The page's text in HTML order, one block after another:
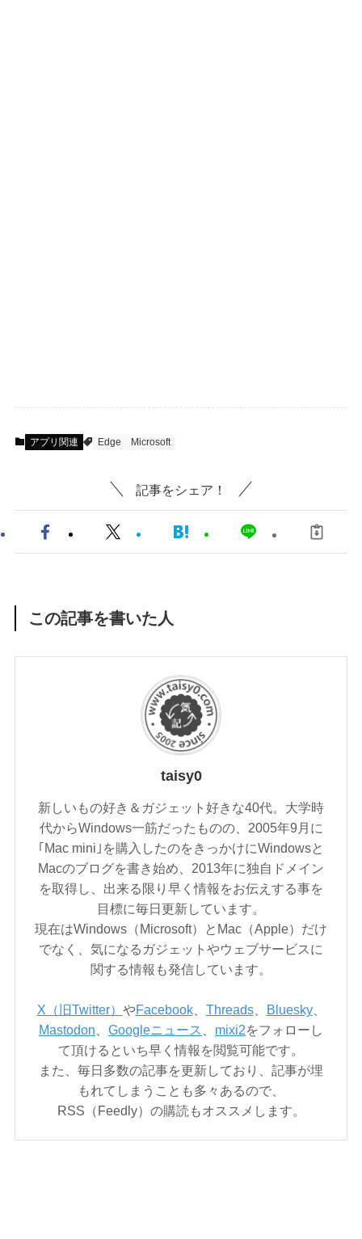
アプリ関連 Edge Microsoft
記事をシェア！
この記事を書いた人
taisy0
新しいもの好き＆ガジェット好きな40代。大学時
代からWindows一筋だったものの、2005年9月に
｢Mac mini｣を購入したのをきっかけにWindowsと
Macのブログを書き始め、2013年に独自ドメイン
を取得し、出来る限り早く情報をお伝えする事を
目標に毎日更新しています。
現在はWindows（Microsoft）とMac（Apple）だけ
でなく、気になるガジェットやウェブサービスに
関する情報も発信しています。
X（旧Twitter） やFacebook、 Threads、 Bluesky、
Mastodon
Googleニュース mixi2をフォローし
て頂けるといち早く情報を閲覧可能です。
また、毎日多数の記事を更新しており、記事が埋
もれてしまうことも多々あるので、
RSS（Feedly）の購読もオススメします。